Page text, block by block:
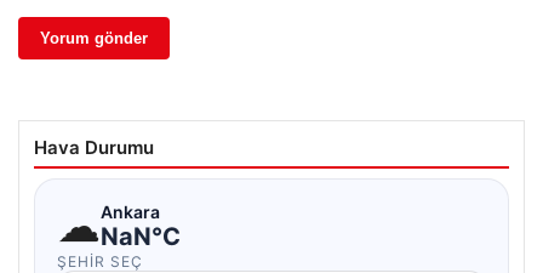
Hava Durumu
☁Ankara
NaN°C
ŞEHIR SEÇ